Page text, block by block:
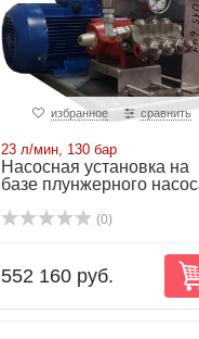
избранное сравнить
23 л/мин, 130 бар
Насосная установка на
базе плунжерного
(0)
552 160 руб.